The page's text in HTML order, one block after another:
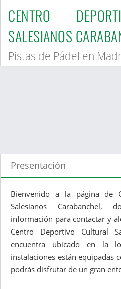
CENTRO
SALESIANOS
Pistas de Pádel en
Presentación
Bienvenido a la página de
Salesianos Carabanchel,
información para contactar y
Centro Deportivo Cultural
encuentra ubicado en la
instalaciones están equipadas
podrás disfrutar de un gran